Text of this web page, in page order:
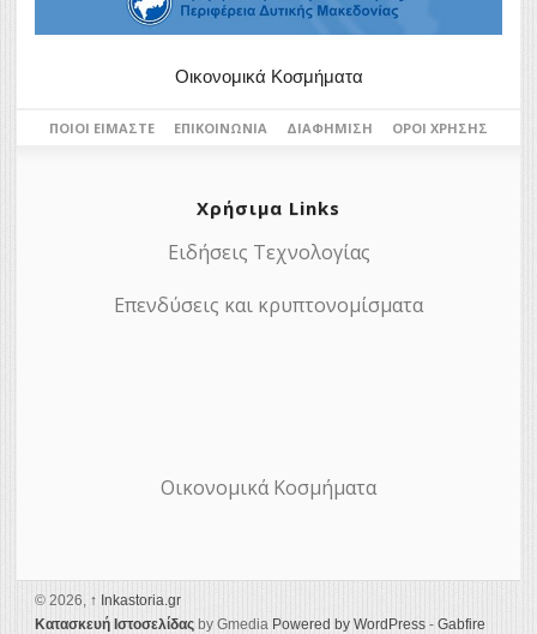
Οικονομικά Κοσμήματα
ΠΟΙΟΙ ΕΊΜΑΣΤΕ ΕΠΙΚΟΙΝΩΝΊΑ ΔΙΑΦΉΜΙΣΗ ΌΡΟΙ ΧΡΉΣΗΣ
Χρήσιμα Links
Ειδήσεις Τεχνολογίας
Επενδύσεις και κρυπτονομίσματα
Οικονομικά Κοσμήματα
© 2026, ↑ Ιnkastoria.gr
Κατασκευή Ιστοσελίδας by Gmedia Powered by WordPress - Gabfire